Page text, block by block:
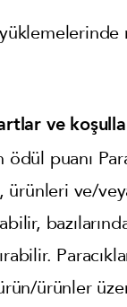
ve
ödül puanı
ürünleri ve/
ürünler